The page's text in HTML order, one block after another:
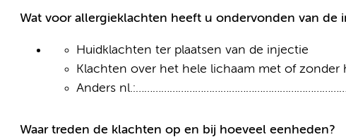
Wat voor allergieklachten heeft u ondervonden van de
Huidklachten ter plaatsen van de injectie
Klachten over het hele lichaam met of
Anders
Waar treden de klachten op en bij hoeveel eenheden?